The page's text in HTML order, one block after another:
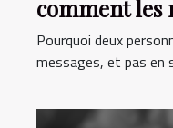
comment les
virtuelles
Pourquoi deux
messages, et pas en